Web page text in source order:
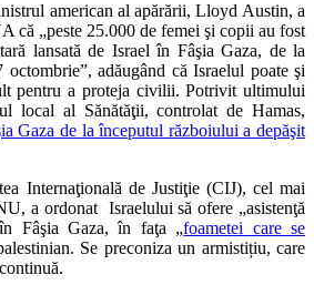
american al apărării, Lloyd Austin, a
că „peste 25.000 de femei şi copii au fost
lansată de Israel în Fâşia Gaza, de la
adăugând că Israelul poate şi
pentru a proteja civilii. Potrivit ultimului
local al Sănătăţii, controlat de Hamas,
Gaza de la începutul războiului a depăşit
Internaţională de Justiţie (CIJ), cel mai
a ordonat Israelului să ofere „asistenţă
Fâşia Gaza, în faţa „foametei care se
Se preconiza un armistițiu, care